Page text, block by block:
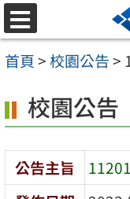
跳
至
主
內
容
選
單
首頁>校園公告>
校園公告
公告主旨